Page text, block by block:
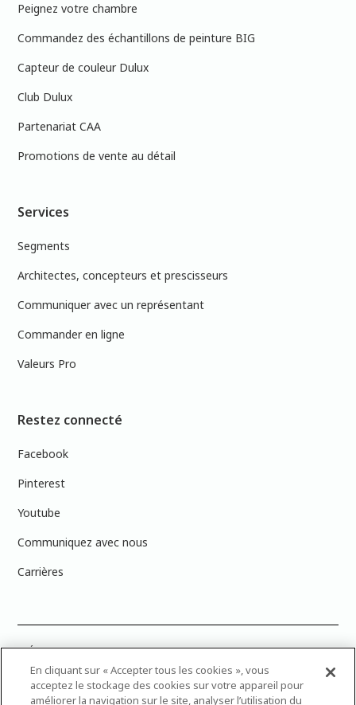
Peignez votre chambre
Commandez des échantillons de peinture BIG
Capteur de couleur Dulux
Club Dulux
Partenariat CAA
Promotions de vente au détail
Services
Segments
Architectes, concepteurs et prescisseurs
Communiquer avec un représentant
Commander en ligne
Valeurs Pro
Restez connecté
Facebook
Pinterest
Youtube
Communiquez avec nous
Carrières
PRÉCISION DES COULEURS : Veuillez noter que les couleurs affichées à
l’écran peuvent ne pas correspondre exactement aux couleurs de
peinture réelles en raison des variations de calibration des écrans.
Vous pouvez apporter les numéros d’échantillons de couleur de
En cliquant sur « Accepter tous les cookies », vous
acceptez le stockage des cookies sur votre appareil pour
améliorer la navigation sur le site, analyser l’utilisation du